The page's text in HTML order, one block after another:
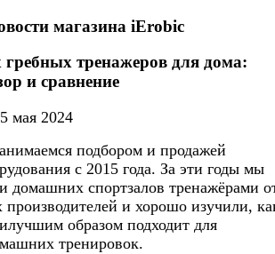
магазина iErobic
тренажеров для дома:
и сравнение
мая 2024
подбором и продажей
с 2015 года. За эти годы мы
домашних спортзалов тренажёрами
и хорошо изучили,
образом подходит для
тренировок.